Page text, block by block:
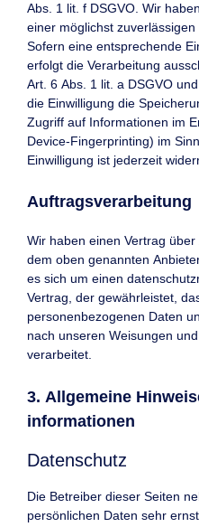
Abs. 1 lit. f DSGVO. Wir
einer möglichst
Sofern eine entsprechende
erfolgt die Verarbeitung
Art. 6 Abs. 1 lit. a DSGVO
die Einwilligung die
Zugriff auf Informationen im
Device-Fingerprinting) im
Einwilligung ist jederzeit
Auftragsverarbeitung
Wir haben einen Vertrag
dem oben genannten
es sich um einen
Vertrag, der gewährleistet,
personenbezogenen Daten
nach unseren Weisungen
verarbeitet.
3. Allgemeine
informationen
Datenschutz
Die Betreiber dieser Seiten
persönlichen Daten sehr